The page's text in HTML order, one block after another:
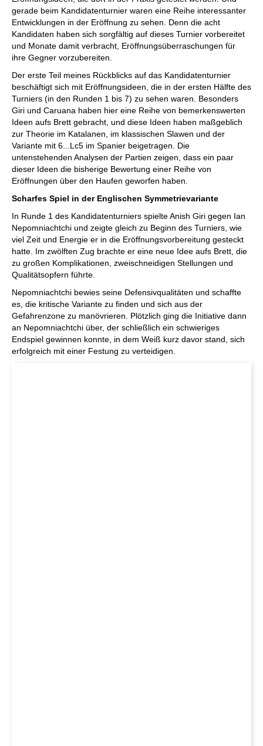
gerade beim Kandidatenturnier waren eine Reihe interessanter
Entwicklungen in der Eröffnung zu sehen. Denn die acht
Kandidaten haben sich sorgfältig auf dieses Turnier vorbereitet
und Monate damit verbracht, Eröffnungsüberraschungen für
ihre Gegner vorzubereiten.
Der erste Teil meines Rückblicks auf das Kandidatenturnier
beschäftigt sich mit Eröffnungsideen, die in der ersten Hälfte des
Turniers (in den Runden 1 bis 7) zu sehen waren. Besonders
Giri und Caruana haben hier eine Reihe von bemerkenswerten
Ideen aufs Brett gebracht, und diese Ideen haben maßgeblich
zur Theorie im Katalanen, im klassischen Slawen und der
Variante mit 6...Lc5 im Spanier beigetragen. Die
untenstehenden Analysen der Partien zeigen, dass ein paar
dieser Ideen die bisherige Bewertung einer Reihe von
Eröffnungen über den Haufen geworfen haben.
Scharfes Spiel in der Englischen Symmetrievariante
In Runde 1 des Kandidatenturniers spielte Anish Giri gegen Ian
Nepomniachtchi und zeigte gleich zu Beginn des Turniers, wie
viel Zeit und Energie er in die Eröffnungsvorbereitung gesteckt
hatte. Im zwölften Zug brachte er eine neue Idee aufs Brett, die
zu großen Komplikationen, zweischneidigen Stellungen und
Qualitätsopfern führte.
Nepomniachtchi bewies seine Defensivqualitäten und schaffte
es, die kritische Variante zu finden und sich aus der
Gefahrenzone zu manövrieren. Plötzlich ging die Initiative dann
an Nepomniachtchi über, der schließlich ein schwieriges
Endspiel gewinnen konnte, in dem Weiß kurz davor stand, sich
erfolgreich mit einer Festung zu verteidigen.